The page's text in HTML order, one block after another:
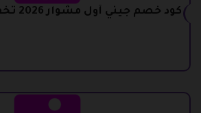
كود خصم جيني أول مشوار 2026 تخفيضات حتى 20%